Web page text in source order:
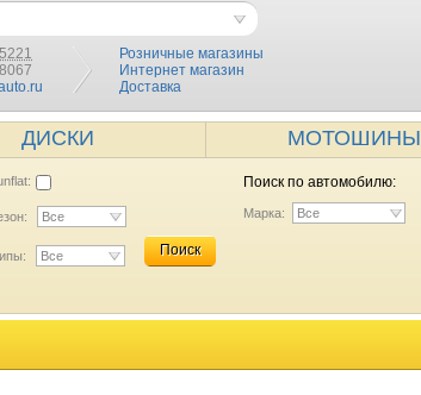
Розничные магазины
Интернет магазин
Доставка
ДИСКИ МОТОШИНЫ
Все
Все Поиск
Поиск по автомобилю:
Марка: Все